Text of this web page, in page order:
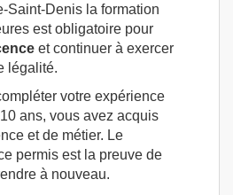
Saint-Denis la formation
est obligatoire pour
et continuer à exercer
légalité.
votre expérience
ans, vous avez acquis
et de métier. Le
permis est la preuve de
à nouveau.